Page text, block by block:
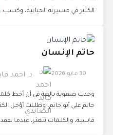
الكثير في مسيرته الحياتية،
حاتم الإنسان
30 مايو 2026 د. احمد
وجدت صعوبة بالغة في أن أخط كلمة
حاتم علي أبو حاتم، وظللت أؤجل
قاسية، والكلمات تتعثر، عندما يفقد